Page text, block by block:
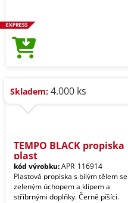
Skladem: 4.000 ks
TEMPO BLACK propiska
plast
kód výrobku:APR_116914
Plastová propiska s bílým tělem se
zeleným úchopem a klipem a
stříbrnými doplňky. Černě píšící.